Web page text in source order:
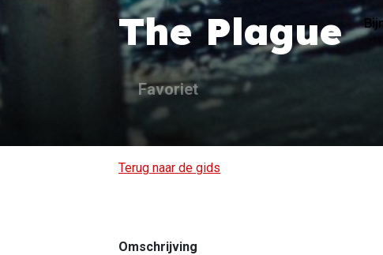
The Plague
Favoriet
Terug naar de gids
Omschrijving